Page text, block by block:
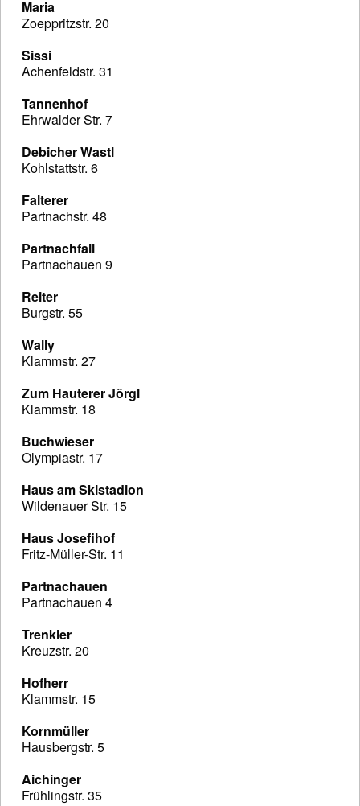
Maria
Zoeppritzstr. 20
Sissi
Achenfeldstr. 31
Tannenhof
Ehrwalder Str. 7
Debicher Wastl
Kohlstattstr. 6
Falterer
Partnachstr. 48
Partnachfall
Partnachauen 9
Reiter
Burgstr. 55
Wally
Klammstr. 27
Zum Hauterer Jörgl
Klammstr. 18
Buchwieser
Olympiastr. 17
Haus am Skistadion
Wildenauer Str. 15
Haus Josefihof
Fritz-Müller-Str. 11
Partnachauen
Partnachauen 4
Trenkler
Kreuzstr. 20
Hofherr
Klammstr. 15
Kornmüller
Hausbergstr. 5
Aichinger
Frühlingstr. 35